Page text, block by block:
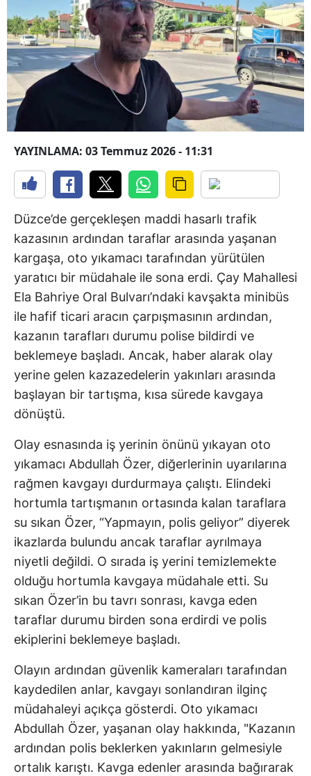
YAYINLAMA: 03 Temmuz 2026 - 11:31
Düzce’de gerçekleşen maddi hasarlı trafik
kazasının ardından taraflar arasında yaşanan
kargaşa, oto yıkamacı tarafından yürütülen
yaratıcı bir müdahale ile sona erdi. Çay Mahallesi
Ela Bahriye Oral Bulvarı’ndaki kavşakta minibüs
ile hafif ticari aracın çarpışmasının ardından,
kazanın tarafları durumu polise bildirdi ve
beklemeye başladı. Ancak, haber alarak olay
yerine gelen kazazedelerin yakınları arasında
başlayan bir tartışma, kısa sürede kavgaya
dönüştü.
Olay esnasında iş yerinin önünü yıkayan oto
yıkamacı Abdullah Özer, diğerlerinin uyarılarına
rağmen kavgayı durdurmaya çalıştı. Elindeki
hortumla tartışmanın ortasında kalan taraflara
su sıkan Özer, “Yapmayın, polis geliyor” diyerek
ikazlarda bulundu ancak taraflar ayrılmaya
niyetli değildi. O sırada iş yerini temizlemekte
olduğu hortumla kavgaya müdahale etti. Su
sıkan Özer’in bu tavrı sonrası, kavga eden
taraflar durumu birden sona erdirdi ve polis
ekiplerini beklemeye başladı.
Olayın ardından güvenlik kameraları tarafından
kaydedilen anlar, kavgayı sonlandıran ilginç
müdahaleyi açıkça gösterdi. Oto yıkamacı
Abdullah Özer, yaşanan olay hakkında, "Kazanın
ardından polis beklerken yakınların gelmesiyle
ortalık karıştı. Kavga edenler arasında bağırarak